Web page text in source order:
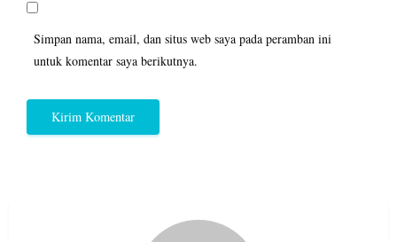
Simpan nama, email, dan situs web saya pada peramban ini
untuk komentar saya berikutnya.